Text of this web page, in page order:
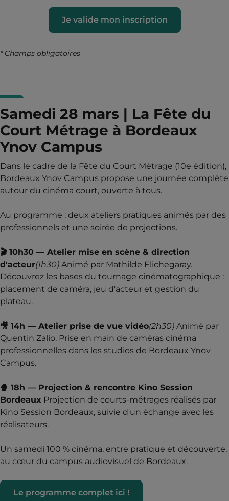
Samedi 28 mars | La Fête du
Court Métrage à Bordeaux
Ynov Campus
Dans le cadre de la Fête du Court Métrage (10e édition),
Bordeaux Ynov Campus propose une journée complète
autour du cinéma court, ouverte à tous.
Au programme : deux ateliers pratiques animés par des
professionnels et une soirée de projections.
🎬 10h30 — Atelier mise en scène & direction
d'acteur(1h30) Animé par Mathilde Elichegaray.
Découvrez les bases du tournage cinématographique :
placement de caméra, jeu d'acteur et gestion du
plateau.
🎥 14h — Atelier prise de vue vidéo(2h30) Animé par
Quentin Zalio. Prise en main de caméras cinéma
professionnelles dans les studios de Bordeaux Ynov
Campus.
🍿 18h — Projection & rencontre Kino Session
Bordeaux Projection de courts-métrages réalisés par
Kino Session Bordeaux, suivie d'un échange avec les
réalisateurs.
Un samedi 100 % cinéma, entre pratique et découverte,
au cœur du campus audiovisuel de Bordeaux.
Le programme complet ici !
Je valide mon inscription
* Champs obligatoires